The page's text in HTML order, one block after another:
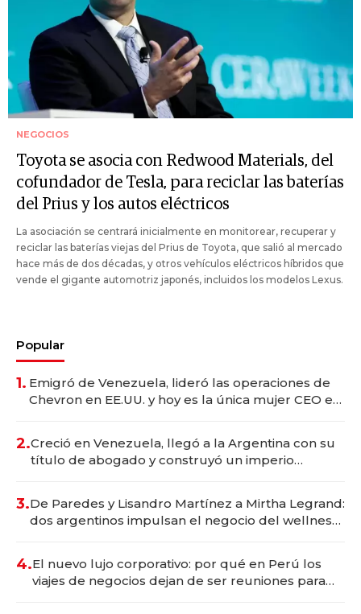
NEGOCIOS
Toyota se asocia con Redwood Materials, del
cofundador de Tesla, para reciclar las baterías
del Prius y los autos eléctricos
La asociación se centrará inicialmente en monitorear, recuperar y
reciclar las baterías viejas del Prius de Toyota, que salió al mercado
hace más de dos décadas, y otros vehículos eléctricos híbridos que
vende el gigante automotriz japonés, incluidos los modelos Lexus.
Popular
1. Emigró de Venezuela, lideró las operaciones de
Chevron en EE.UU. y hoy es la única mujer CEO en
2.Creció en Venezuela, llegó a la Argentina con su
título de abogado y construyó un imperio
3.De Paredes y Lisandro Martínez a Mirtha Legrand:
dos argentinos impulsan el negocio del wellness
4.El nuevo lujo corporativo: por qué en Perú los
viajes de negocios dejan de ser reuniones para